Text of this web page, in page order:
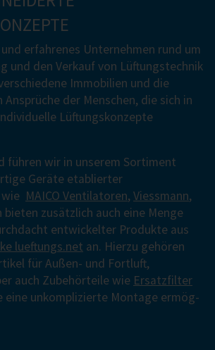
erfahrenes Un­ter­neh­men rund um
und den Ver­kauf von Lüf­tungs­tech­nik
Im­mobi­lien und die
der Men­schen, die sich in
Lüftungskonzepte
führen wir in unserem Sortiment
Geräte etablierter
MAICO Ventilatoren, Viessmann,
bieten zusätzlich auch eine Menge
entwickelter Produkte aus
lueftungs.net an. Hierzu gehören
für Außen- und Fortluft,
auch Zubehörteile wie Ersatzfilter
eine un­komp­lizier­te Mon­ta­ge er­mög­